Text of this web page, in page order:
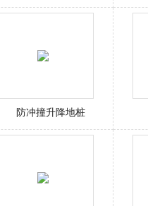
防冲撞升降地桩